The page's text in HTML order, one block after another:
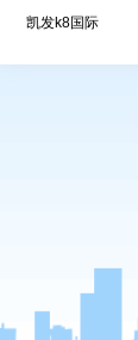
凯发k8国际